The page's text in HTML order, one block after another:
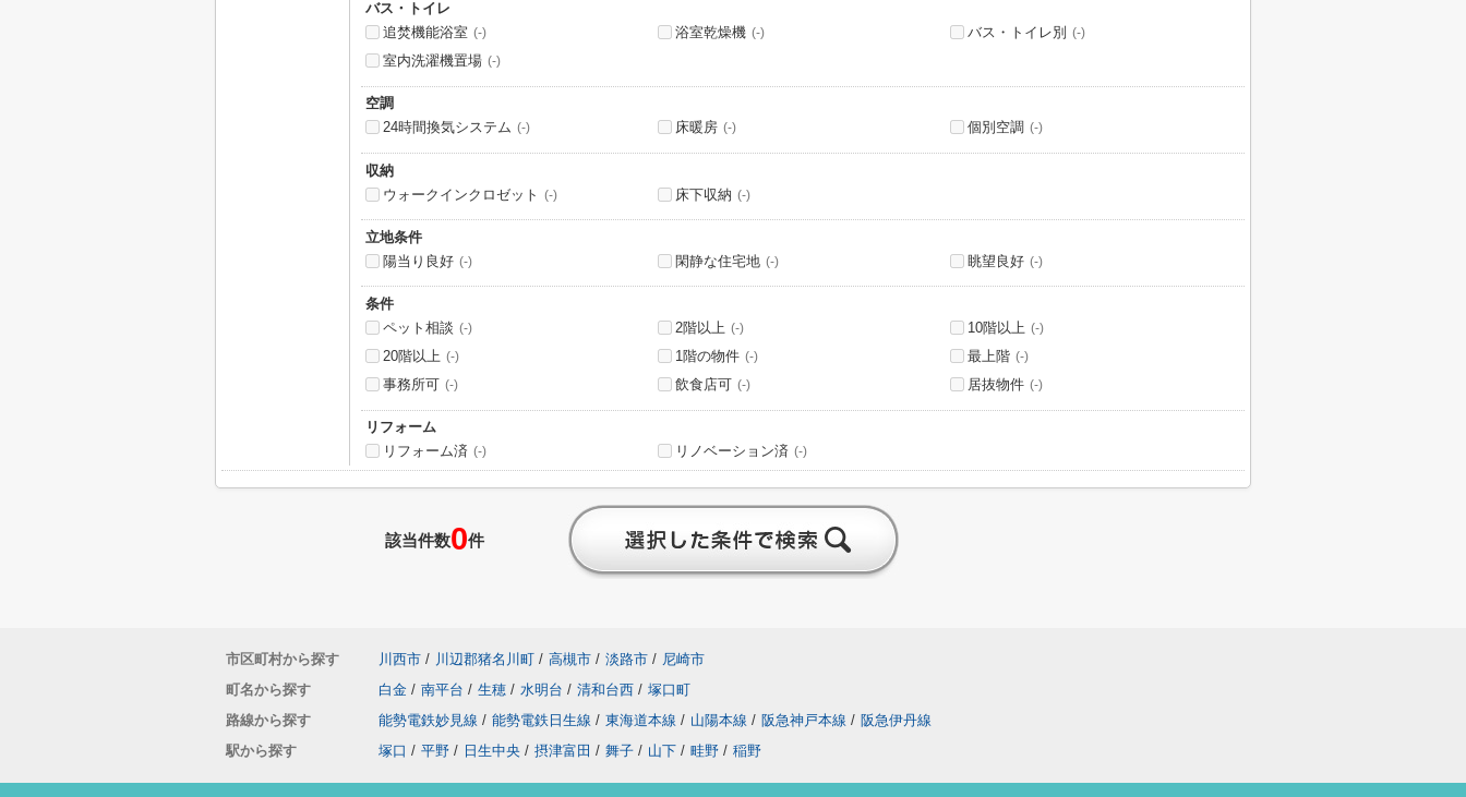
バス・トイレ
追焚機能浴室 (-) 浴室乾燥機 (-) バス・トイレ別 (-)
室内洗濯機置場 (-)
空調
24時間換気システム (-) 床暖房 (-) 個別空調 (-)
収納
ウォークインクロゼット
(-) 床下収納 (-)
立地条件
陽当り良好 (-) 閑静な住宅地 (-) 眺望良好 (-)
条件
ペット相談 (-) 2階以上 (-) 10階以上 (-)
20階以上 (-) 1階の物件 (-) 最上階 (-)
事務所可 (-) 飲食店可 (-) 居抜物件 (-)
リフォーム
リフォーム済 (-) リノベーション済 (-)
該当件数0件
市区町村から探す 川西市 / 川辺郡猪名川町 / 高槻市 / 淡路市 / 尼崎市
町名から探す
白金 / 南平台 / 生穂 / 水明台 / 清和台西 / 塚口町
路線から探す
能勢電鉄妙見線 / 能勢電鉄日生線 / 東海道本線 / 山陽本線 / 阪急神戸本線 / 阪急伊丹線
駅から探す
塚口 / 平野 / 日生中央 / 摂津富田 / 舞子 / 山下 / 畦野 / 稲野